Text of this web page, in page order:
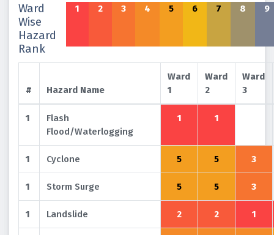
Ward
Wise
Hazard
Rank
1 2 3 4 5 6 7 8 9
# Hazard Name
Ward
1
Ward
2
Ward
3
1
Flash
Flood/Waterlogging
1 1
1 Cyclone 5 5 3
1 Storm Surge 5 5 3
1 Landslide 2 2 1